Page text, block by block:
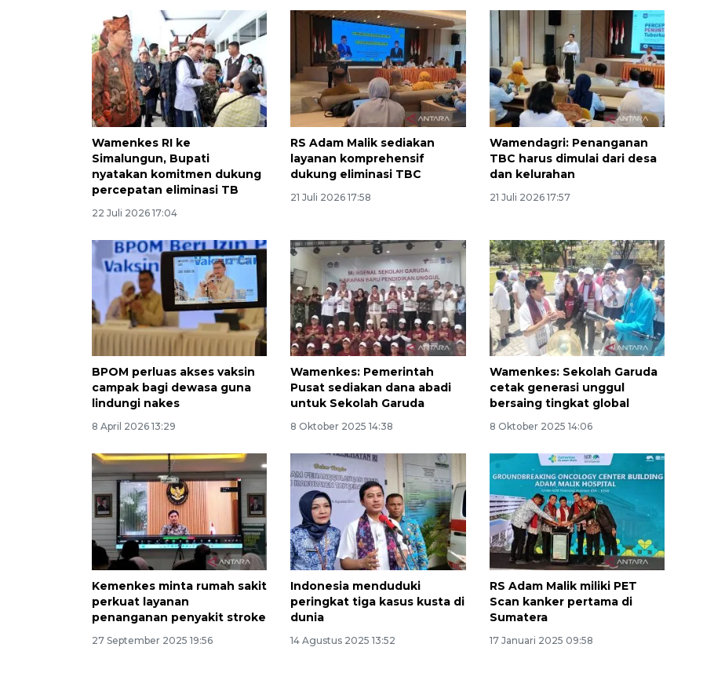
Wamenkes RI ke
Simalungun, Bupati
nyatakan komitmen dukung
percepatan eliminasi TB
22 Juli 2026 17:04
RS Adam Malik sediakan
layanan komprehensif
dukung eliminasi TBC
21 Juli 2026 17:58
Wamendagri: Penanganan
TBC harus dimulai dari desa
dan kelurahan
21 Juli 2026 17:57
BPOM perluas akses vaksin
campak bagi dewasa guna
lindungi nakes
8 April 2026 13:29
Wamenkes: Pemerintah
Pusat sediakan dana abadi
untuk Sekolah Garuda
8 Oktober 2025 14:38
Wamenkes: Sekolah Garuda
cetak generasi unggul
bersaing tingkat global
8 Oktober 2025 14:06
Kemenkes minta rumah sakit
perkuat layanan
penanganan penyakit stroke
27 September 2025 19:56
Indonesia menduduki
peringkat tiga kasus kusta di
dunia
14 Agustus 2025 13:52
RS Adam Malik miliki PET
Scan kanker pertama di
Sumatera
17 Januari 2025 09:58
160 ribu sambungan baru